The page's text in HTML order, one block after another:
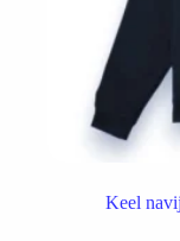
Keel